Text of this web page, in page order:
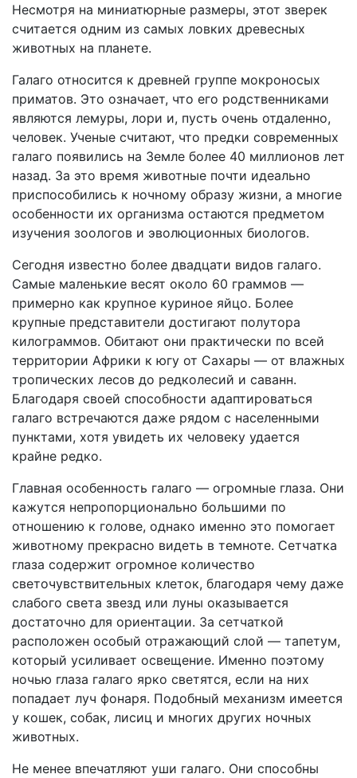
Несмотря на миниатюрные размеры, этот зверек
считается одним из самых ловких древесных
животных на планете.
Галаго относится к древней группе мокроносых
приматов. Это означает, что его родственниками
являются лемуры, лори и, пусть очень отдаленно,
человек. Ученые считают, что предки современных
галаго появились на Земле более 40 миллионов лет
назад. За это время животные почти идеально
приспособились к ночному образу жизни, а многие
особенности их организма остаются предметом
изучения зоологов и эволюционных биологов.
Сегодня известно более двадцати видов галаго.
Самые маленькие весят около 60 граммов —
примерно как крупное куриное яйцо. Более
крупные представители достигают полутора
килограммов. Обитают они практически по всей
территории Африки к югу от Сахары — от влажных
тропических лесов до редколесий и саванн.
Благодаря своей способности адаптироваться
галаго встречаются даже рядом с населенными
пунктами, хотя увидеть их человеку удается
крайне редко.
Главная особенность галаго — огромные глаза. Они
кажутся непропорционально большими по
отношению к голове, однако именно это помогает
животному прекрасно видеть в темноте. Сетчатка
глаза содержит огромное количество
светочувствительных клеток, благодаря чему даже
слабого света звезд или луны оказывается
достаточно для ориентации. За сетчаткой
расположен особый отражающий слой — тапетум,
который усиливает освещение. Именно поэтому
ночью глаза галаго ярко светятся, если на них
попадает луч фонаря. Подобный механизм имеется
у кошек, собак, лисиц и многих других ночных
животных.
Не менее впечатляют уши галаго. Они способны